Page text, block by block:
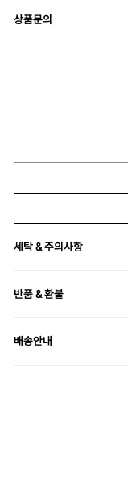
상품문의
세탁 & 주의사항
반품 & 환불
배송안내